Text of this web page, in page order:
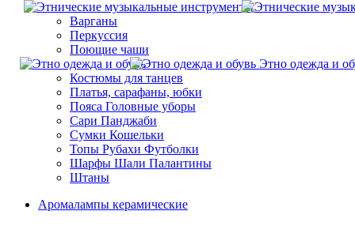
Варганы
Перкуссия
Поющие чаши
Этно одежда и
Костюмы для танцев
Платья, сарафаны, юбки
Пояса Головные уборы
Сари Панджаби
Сумки Кошельки
Топы Рубахи Футболки
Шарфы Шали Палантины
Штаны
Aромалампы керамические